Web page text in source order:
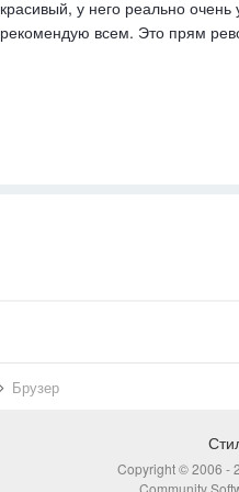
красивый, у него реально
рекомендую всем. Это прям
Брузер
Copyright © 2006 -
Community